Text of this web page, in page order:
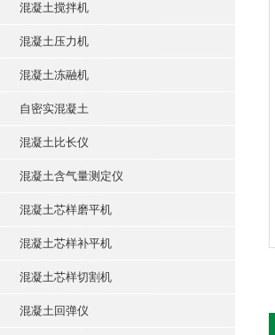
混凝土搅拌机
混凝土压力机
混凝土冻融机
自密实混凝土
混凝土比长仪
混凝土含气量测定仪
混凝土芯样磨平机
混凝土芯样补平机
混凝土芯样切割机
混凝土回弹仪